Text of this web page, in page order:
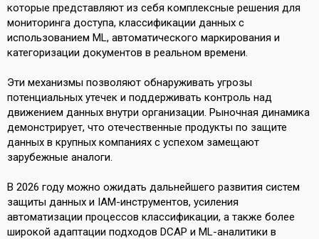
которые представляют из себя комплексные решения для
мониторинга доступа, классификации данных с
использованием ML, автоматического маркирования и
категоризации документов в реальном времени.
Эти механизмы позволяют обнаруживать угрозы
потенциальных утечек и поддерживать контроль над
движением данных внутри организации. Рыночная динамика
демонстрирует, что отечественные продукты по защите
данных в крупных компаниях с успехом замещают
зарубежные аналоги.
В 2026 году можно ожидать дальнейшего развития систем
защиты данных и IAM-инструментов, усиления
автоматизации процессов классификации, а также более
широкой адаптации подходов DCAP и ML-аналитики в